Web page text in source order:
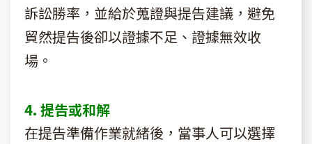
訴訟勝率，並給於蒐證與提告建議，避免
貿然提告後卻以證據不足、證據無效收
場。
4. 提告或和解
在提告準備作業就緒後，當事人可以選擇